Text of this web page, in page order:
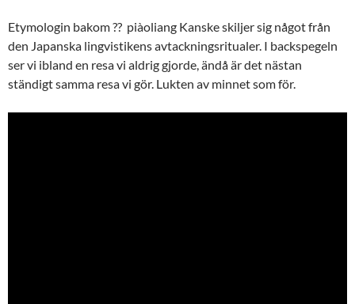
Etymologin bakom ?? piàoliang Kanske skiljer sig något från
den Japanska lingvistikens avtackningsritualer. I backspegeln
ser vi ibland en resa vi aldrig gjorde, ändå är det nästan
ständigt samma resa vi gör. Lukten av minnet som för.